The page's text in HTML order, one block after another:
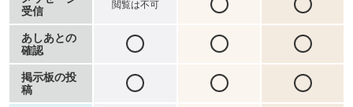
受信
閲覧は不可
あしあとの
確認
掲示板の投
稿